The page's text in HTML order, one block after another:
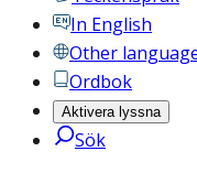
In English
Other
Ordbok
Aktivera lyssna
Sök